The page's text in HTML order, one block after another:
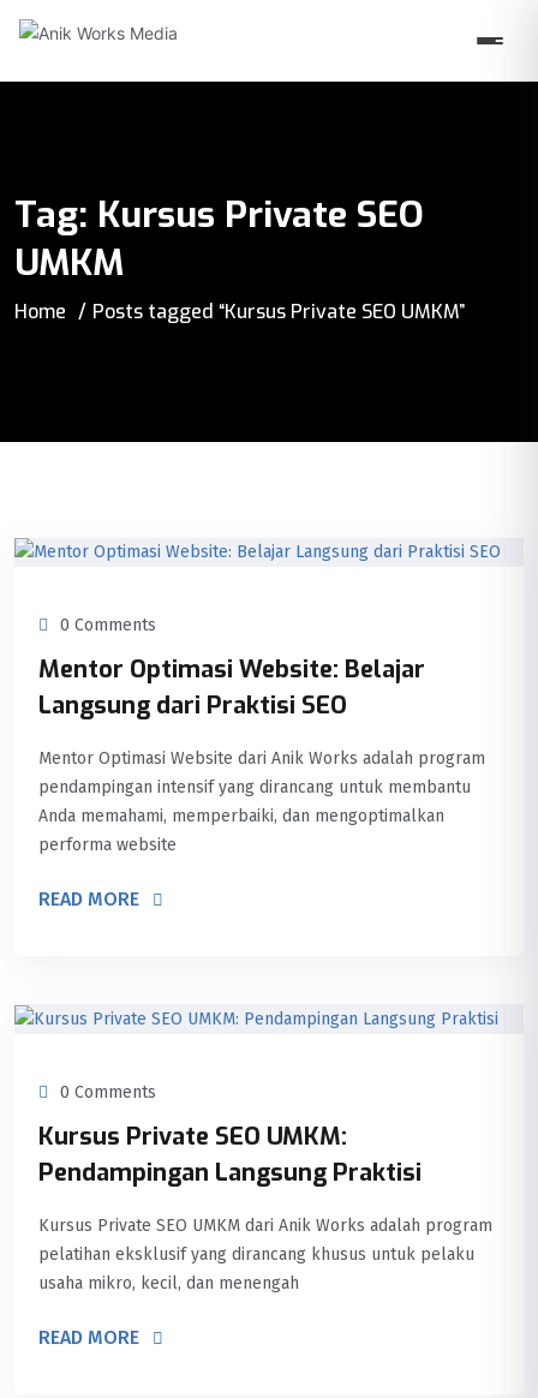
Tag: Kursus Private SEO
UMKM
Home Posts tagged “Kursus Private SEO UMKM”
0 Comments
Mentor Optimasi Website: Belajar
Langsung dari Praktisi SEO
Mentor Optimasi Website dari Anik Works adalah program
pendampingan intensif yang dirancang untuk membantu
Anda memahami, memperbaiki, dan mengoptimalkan
performa website
READ MORE
0 Comments
Kursus Private SEO UMKM:
Pendampingan Langsung Praktisi
Kursus Private SEO UMKM dari Anik Works adalah program
pelatihan eksklusif yang dirancang khusus untuk pelaku
usaha mikro, kecil, dan menengah
READ MORE